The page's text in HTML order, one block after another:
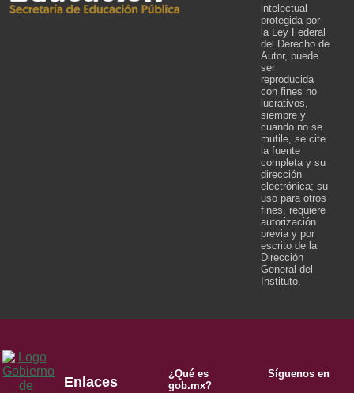
intelectual
protegida por
la Ley Federal
del Derecho de
Autor, puede
ser
reproducida
con fines no
lucrativos,
siempre y
cuando no se
mutile, se cite
la fuente
completa y su
dirección
electrónica; su
uso para otros
fines, requiere
autorización
previa y por
escrito de la
Dirección
General del
Instituto.
Enlaces
¿Qué es
gob.mx?
Síguenos en